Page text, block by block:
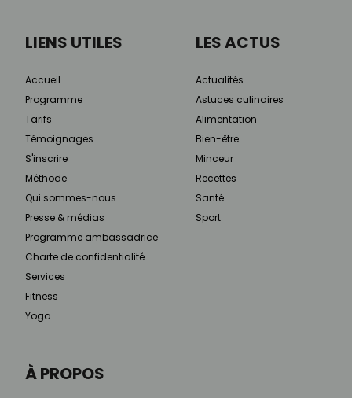
À PROPOS
LIENS UTILES
Accueil
Programme
Tarifs
Témoignages
S'inscrire
Méthode
Qui sommes-nous
Presse & médias
Programme ambassadrice
Charte de confidentialité
Services
Fitness
Yoga
LES ACTUS
Actualités
Astuces culinaires
Alimentation
Bien-être
Minceur
Recettes
Santé
Sport